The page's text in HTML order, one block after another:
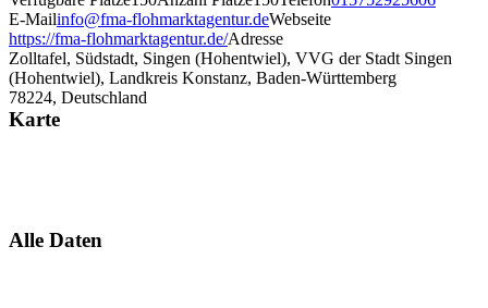
E-Mailinfo@fma-flohmarktagentur.deWebseite
https://fma-flohmarktagentur.de/Adresse
Zolltafel, Südstadt, Singen (Hohentwiel), VVG der Stadt Singen
(Hohentwiel), Landkreis Konstanz, Baden-Württemberg
78224, Deutschland
Karte
Alle Daten